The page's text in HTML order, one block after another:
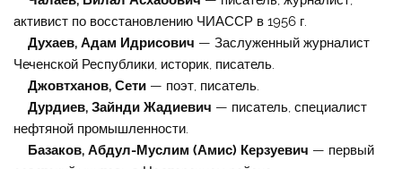
активист по восстановлению ЧИАССР в 1956 г.
Духаев, Адам Идрисович — Заслуженный журналист
Чеченской Республики, историк, писатель.
Джовтханов, Сети — поэт, писатель.
Дурдиев, Зайнди Жадиевич — писатель, специалист
нефтяной промышленности.
Базаков, Абдул-Муслим (Амис) Керзуевич — первый